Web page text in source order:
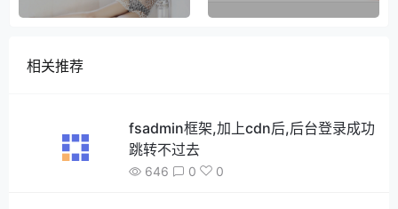
相关推荐
fsadmin框架,加上cdn后,后台登录成功
跳转不过去
646 0 0